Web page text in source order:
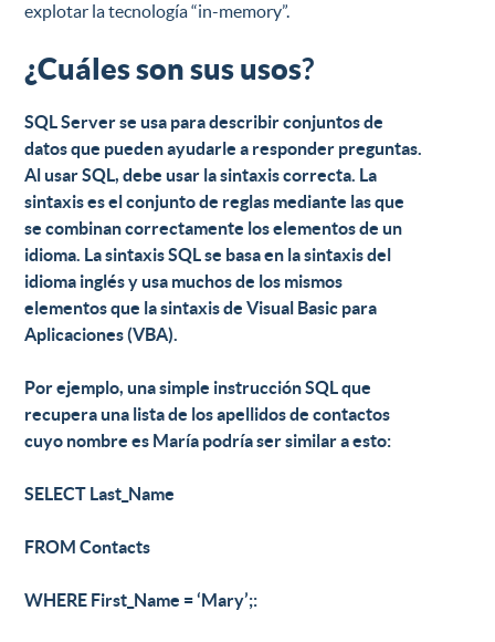
explotar la tecnología “in-memory”.
¿Cuáles son sus usos?
SQLServerse usa para describir conjuntos de
datos que pueden ayudarle a responder preguntas.
Al usar SQL, debe usar la sintaxis correcta. La
sintaxis es el conjunto de reglas mediante las que
se combinan correctamente los elementos de un
idioma. La sintaxis SQL se basa en la sintaxis del
idioma inglés y usa muchos de los mismos
elementos que la sintaxis de Visual Basic para
Aplicaciones (VBA).
Por ejemplo, una simple instrucción SQL que
recupera una lista de los apellidos de contactos
cuyo nombre es María podría ser similar a esto:
SELECT Last_Name
FROM Contacts
WHERE First_Name = ‘Mary’;: